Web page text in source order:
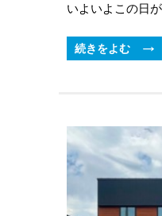
いよいよこの日
続きをよむ